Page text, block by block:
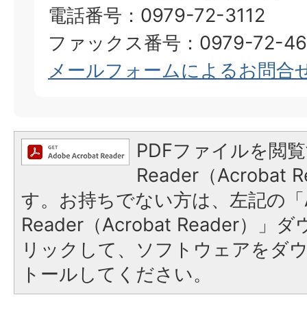
電話番号：0979-72-3112
ファックス番号：0979-72-
メールフォームによるお問合
PDFファイルを閲
Reader（Acrobat
す。お持ちでない方は、左記の
Reader（Acrobat Reader）」ダ
リックして、ソフトウェアをダ
トールしてください。